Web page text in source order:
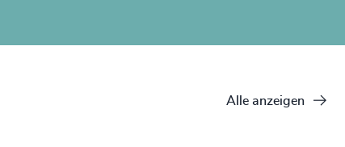
Alle anzeigen